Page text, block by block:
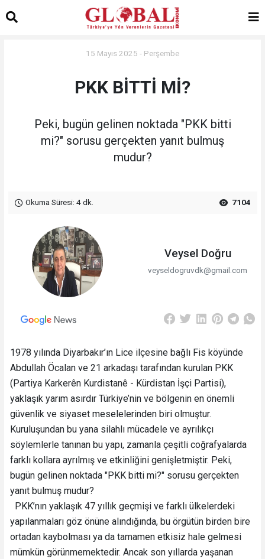
15 Mayıs 2025 - Perşembe
PKK BİTTİ Mİ?
Peki, bugün gelinen noktada "PKK bitti
mi?" sorusu gerçekten yanıt bulmuş
mudur?
Okuma Süresi: 4 dk. 7104
Veysel Doğru
veyseldogruvdk@gmail.com
1978 yılında Diyarbakır’ın Lice ilçesine bağlı Fis köyünde
Abdullah Öcalan ve 21 arkadaşı tarafından kurulan PKK
(Partiya Karkerên Kurdistanê - Kürdistan İşçi Partisi),
yaklaşık yarım asırdır Türkiye’nin ve bölgenin en önemli
güvenlik ve siyaset meselelerinden biri olmuştur.
Kuruluşundan bu yana silahlı mücadele ve ayrılıkçı
söylemlerle tanınan bu yapı, zamanla çeşitli coğrafyalarda
farklı kollara ayrılmış ve etkinliğini genişletmiştir. Peki,
bugün gelinen noktada "PKK bitti mi?" sorusu gerçekten
yanıt bulmuş mudur?
PKK’nın yaklaşık 47 yıllık geçmişi ve farklı ülkelerdeki
yapılanmaları göz önüne alındığında, bu örgütün birden bire
ortadan kaybolması ya da tamamen etkisiz hale gelmesi
mümkün görünmemektedir. Ancak son yıllarda yaşanan